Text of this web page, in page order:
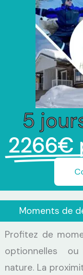
5
2266€
Moments de
Profitez de
optionnelles
nature. La